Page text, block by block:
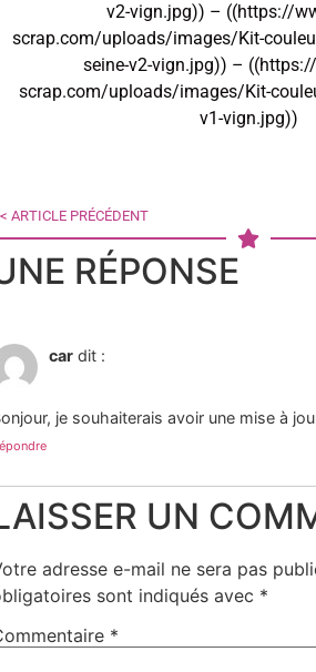
v2-vign.jpg)) – ((https://
scrap.com/uploads/images/Kit-
seine-v2-vign.jpg)) –
scrap.com/uploads/images/Kit-
v1-vign.jpg))
< ARTICLE PRÉCÉDENT
RÉPONSE
car dit :
je souhaiterais avoir une mise à
UN
adresse e-mail ne sera pas
sont indiqués avec *
*